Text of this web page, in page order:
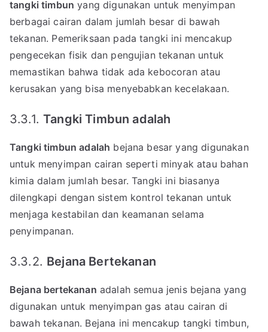
tangki timbun yang digunakan untuk menyimpan
berbagai cairan dalam jumlah besar di bawah
tekanan. Pemeriksaan pada tangki ini mencakup
pengecekan fisik dan pengujian tekanan untuk
memastikan bahwa tidak ada kebocoran atau
kerusakan yang bisa menyebabkan kecelakaan.
3.3.1.Tangki Timbun adalah
Tangki timbun adalah bejana besar yang digunakan
untuk menyimpan cairan seperti minyak atau bahan
kimia dalam jumlah besar. Tangki ini biasanya
dilengkapi dengan sistem kontrol tekanan untuk
menjaga kestabilan dan keamanan selama
penyimpanan.
3.3.2. Bejana Bertekanan
Bejana bertekanan adalah semua jenis bejana yang
digunakan untuk menyimpan gas atau cairan di
bawah tekanan. Bejana ini mencakup tangki timbun,